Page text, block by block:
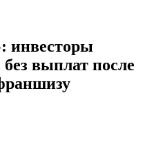
инвесторы
выплат после